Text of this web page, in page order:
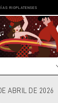
RIOPLATENSES
ABRIL DE 2026